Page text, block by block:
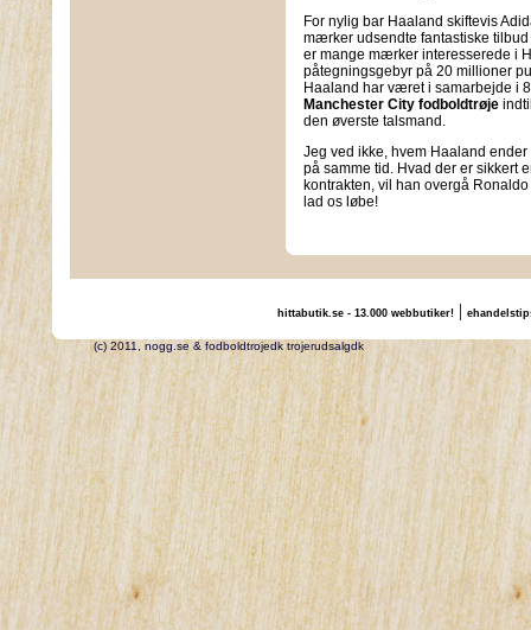
For nylig bar Haaland skiftevis
mærker udsendte fantastiske
er mange mærker interesserede i
påtegningsgebyr på 20 millioner
Haaland har været i samarbejde i
Manchester City fodboldtrøje
den øverste talsmand.
Jeg ved ikke, hvem Haaland
på samme tid. Hvad der er sikkert
kontrakten, vil han overgå
lad os løbe!
hittabutik.se - 13.000 webbutiker!|
(c) 2011, nogg.se & fodboldtrojedk trojerudsalgdk